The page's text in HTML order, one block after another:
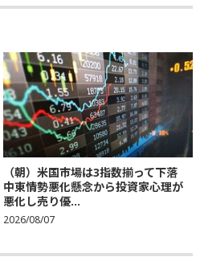
（朝）米国市場は3指数揃って下落
中東情勢悪化懸念から投資家心理が
悪化し売り優...
2026/08/07